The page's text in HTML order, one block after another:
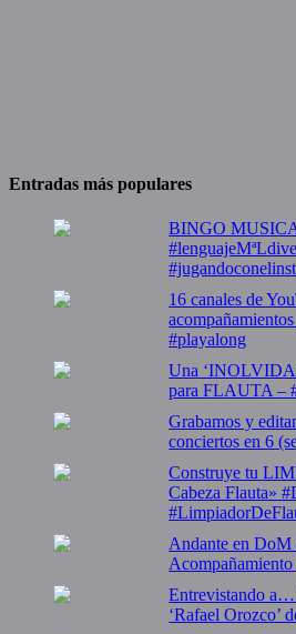
Entradas más populares
BINGO
16 canales de
#playalong
Una
para FLAUTA –
Grabamos y
conciertos en 6
Construye tu
Cabeza Flauta»
Andante en
Entrevistando a…
‘Rafael Orozco’